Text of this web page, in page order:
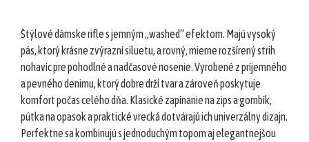
Svetre/Pulóvre
Topánky
legíny/tepláky
Bundy,
kožuchy,
kabáty
Štýlové dámske rifle s jemným „washed“ efektom. Majú vysoký
pás, ktorý krásne zvýrazní siluetu, a rovný, mierne rozšírený strih
nohavíc pre pohodlné a nadčasové nosenie. Vyrobené z príjemného
a pevného denimu, ktorý dobre drží tvar a zároveň poskytuje
komfort počas celého dňa. Klasické zapínanie na zips a gombík,
pútka na opasok a praktické vrecká dotvárajú ich univerzálny dizajn.
Perfektne sa kombinujú s jednoduchým topom aj elegantnejšou